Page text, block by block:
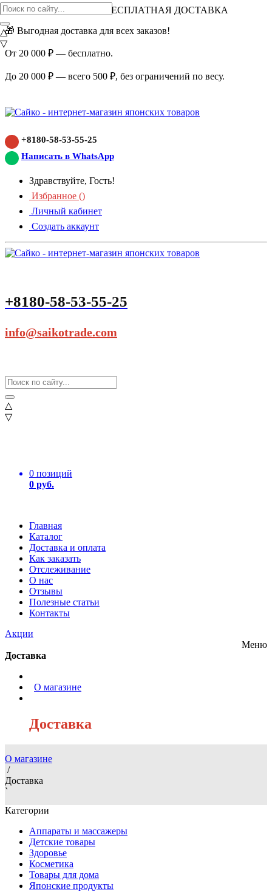
ВНИМАНИЕ АКЦИЯ!
БЕСПЛАТНАЯ ДОСТАВКА
🎁 Выгодная доставка для всех заказов!
От 20 000 ₽ — бесплатно.
До 20 000 ₽ — всего 500 ₽, без ограничений по весу.
+8180-58-53-55-25
Написать в WhatsApp
Здравствуйте, Гость!
Избранное ()
Личный кабинет
Создать аккаунт
+8180-58-53-55-25
info@saikotrade.com
△
▽
0 позиций
0 руб.
Главная
Каталог
Доставка и оплата
Как заказать
Отслеживание
О нас
Отзывы
Полезные статьи
Контакты
Акции
△
▽
Меню
Доставка
О магазине
Доставка
О магазине
/
Доставка
`
Категории
Аппараты и массажеры
Детские товары
Здоровье
Косметика
Товары для дома
Японские продукты